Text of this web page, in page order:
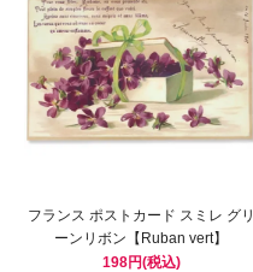
フランス ポストカード スミレ グリ
ーンリボン【Ruban vert】
198円(税込)